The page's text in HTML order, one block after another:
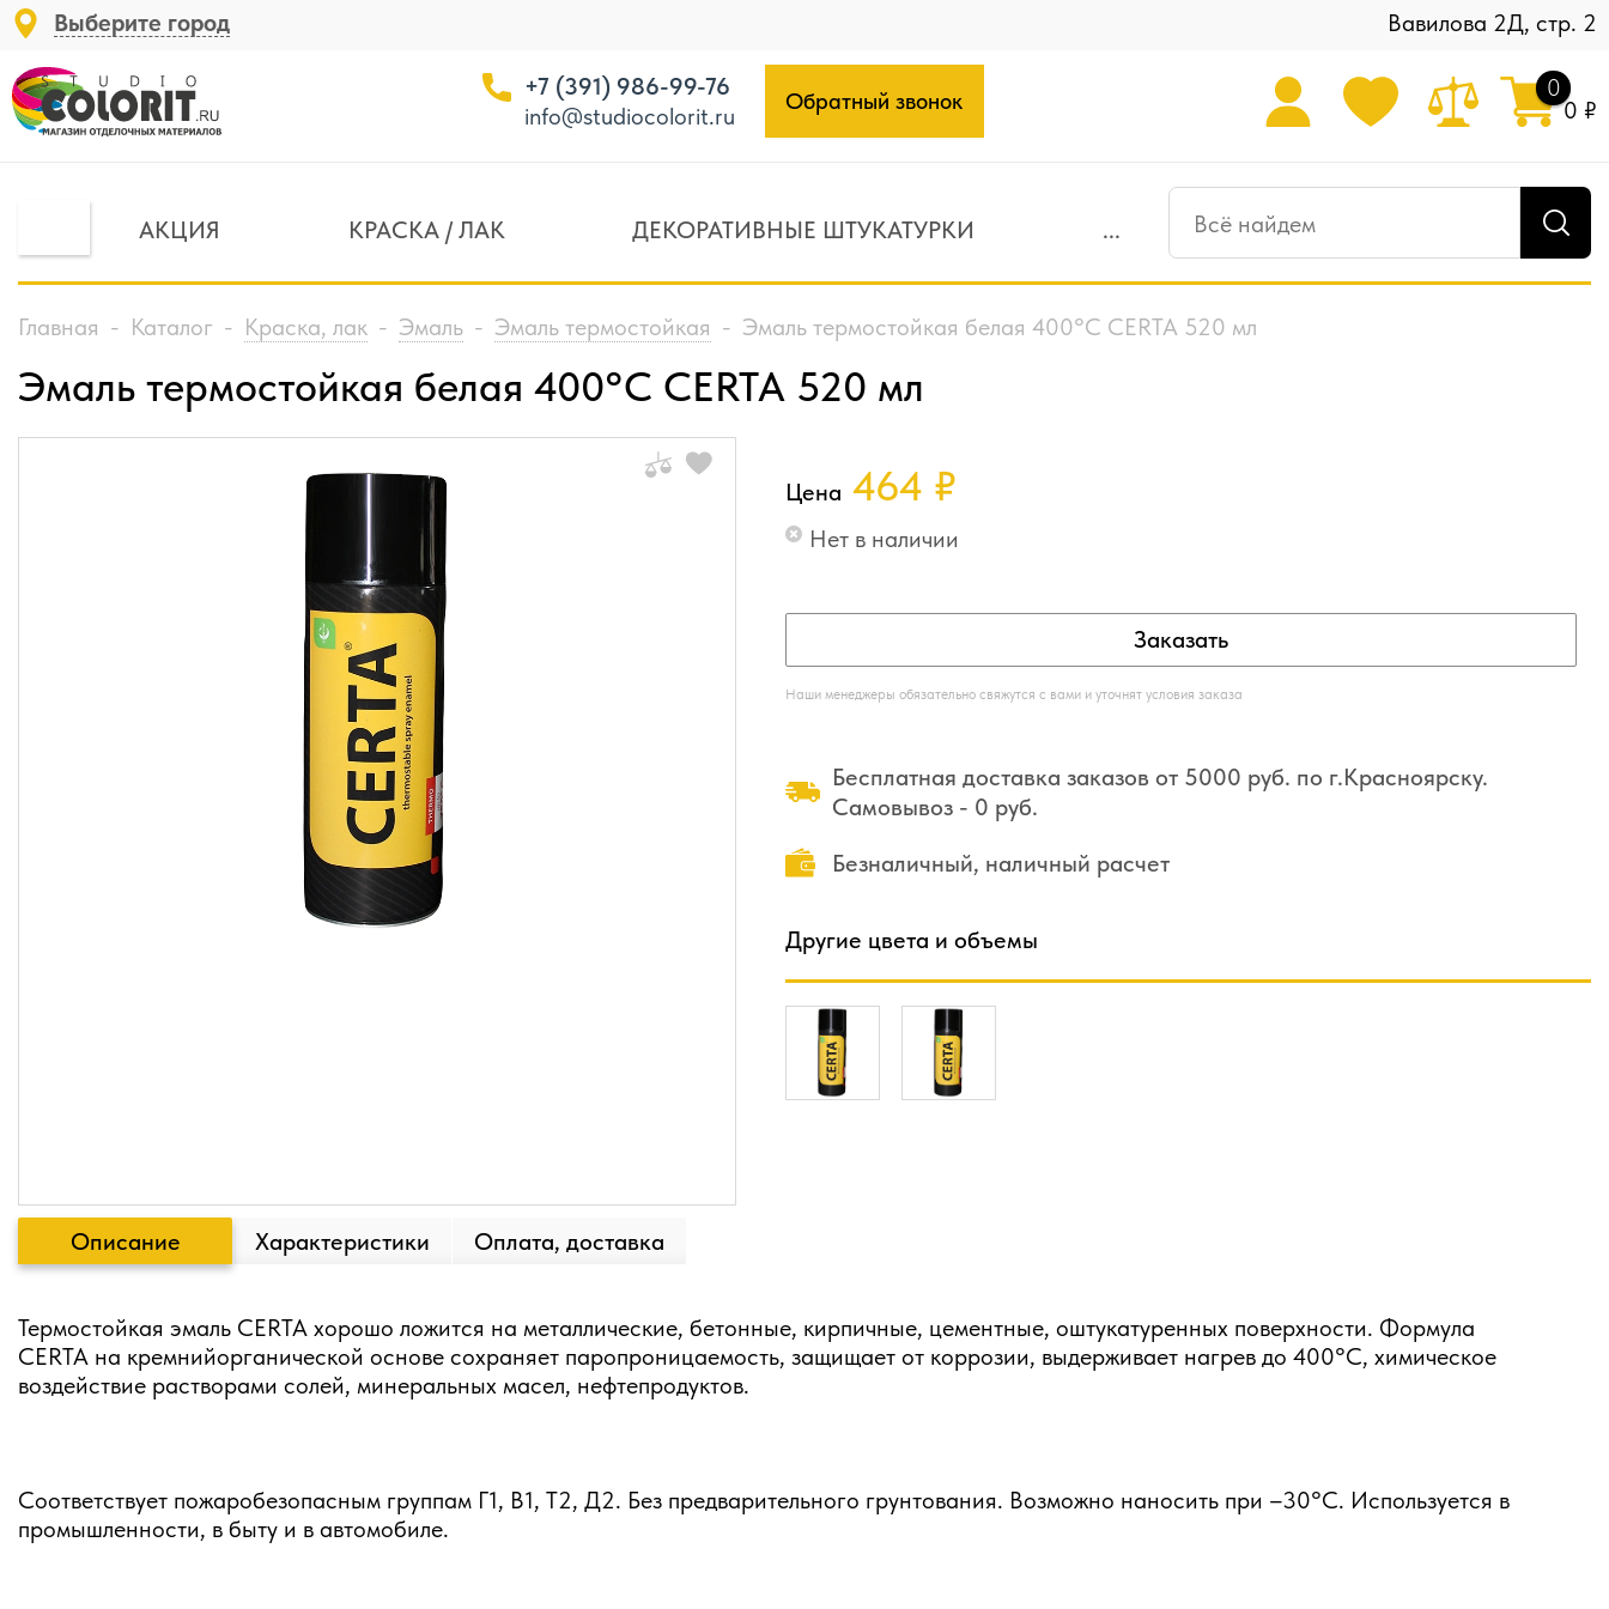
Выберите город Вавилова 2Д, стр. 2
+7 (391) 986-99-76
info@studiocolorit.ru
Обратный звонок 0
0 ₽
АКЦИЯ КРАСКА / ЛАК ДЕКОРАТИВНЫЕ ШТУКАТУРКИ ...
Главная - Каталог - Краска, лак - Эмаль - Эмаль термостойкая - Эмаль термостойкая белая 400°C CERTA 520 мл
Эмаль термостойкая белая 400°C CERTA 520 мл
Цена 464 ₽
Нет в наличии
Заказать
Наши менеджеры обязательно свяжутся с вами и уточнят условия заказа
Бесплатная доставка заказов от 5000 руб. по г.Красноярску.
Самовывоз - 0 руб.
Безналичный, наличный расчет
Другие цвета и объемы
Описание Характеристики Оплата, доставка
Термостойкая эмаль CERTA хорошо ложится на металлические, бетонные, кирпичные, цементные, оштукатуренных поверхности. Формула
CERTA на кремнийорганической основе сохраняет паропроницаемость, защищает от коррозии, выдерживает нагрев до 400°C, химическое
воздействие растворами солей, минеральных масел, нефтепродуктов.
Соответствует пожаробезопасным группам Г1, В1, Т2, Д2. Без предварительного грунтования. Возможно наносить при –30°С. Используется в
промышленности, в быту и в автомобиле.